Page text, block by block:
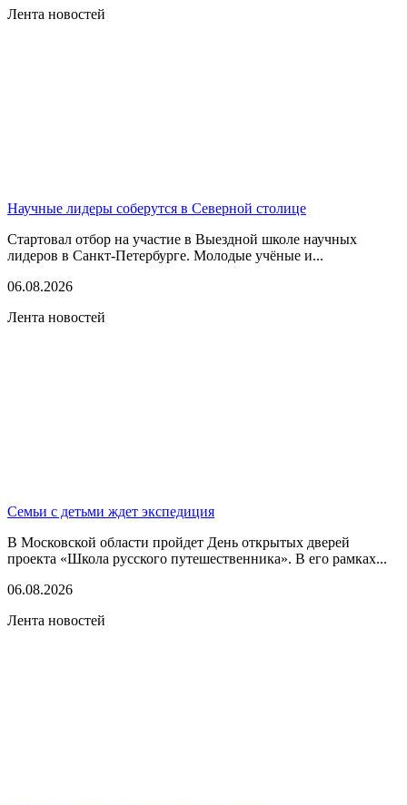
Лента новостей
Научные лидеры соберутся в Северной столице
Стартовал отбор на участие в Выездной школе научных
лидеров в Санкт-Петербурге. Молодые учёные и...
06.08.2026
Лента новостей
Семьи с детьми ждет экспедиция
В Московской области пройдет День открытых дверей
проекта «Школа русского путешественника». В его рамках...
06.08.2026
Лента новостей